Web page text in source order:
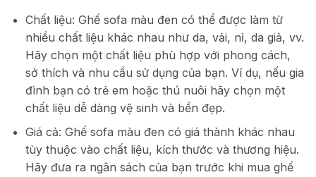
Chất liệu: Ghế sofa màu đen có thể được làm từ
nhiều chất liệu khác nhau như da, vải, nỉ, da giả, vv.
Hãy chọn một chất liệu phù hợp với phong cách,
sở thích và nhu cầu sử dụng của bạn. Ví dụ, nếu gia
đình bạn có trẻ em hoặc thú nuôi hãy chọn một
chất liệu dễ dàng vệ sinh và bền đẹp.
Giá cả: Ghế sofa màu đen có giá thành khác nhau
tùy thuộc vào chất liệu, kích thước và thương hiệu.
Hãy đưa ra ngân sách của bạn trước khi mua ghế